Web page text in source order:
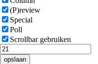
(P)review
Special
Poll
Scrollbar gebruiken
opslaan